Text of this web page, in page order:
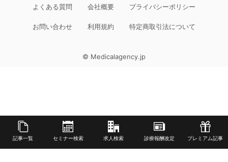
記事一覧 セミナー検索 求人検索 診療報酬改定 プレミアム記事
よくある質問 会社概要 プライバシーポリシー
お問い合わせ 利用規約 特定商取引法について
© Medicalagency.jp